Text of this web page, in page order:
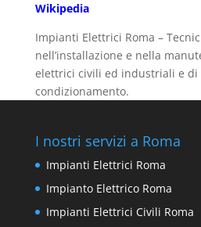
Wikipedia
Impianti Elettrici Roma –
nell’installazione e nella
elettrici civili ed industriali e
condizionamento.
I nostri servizi a Roma
Impianti Elettrici Roma
Impianto Elettrico Roma
Impianti Elettrici Civili Roma